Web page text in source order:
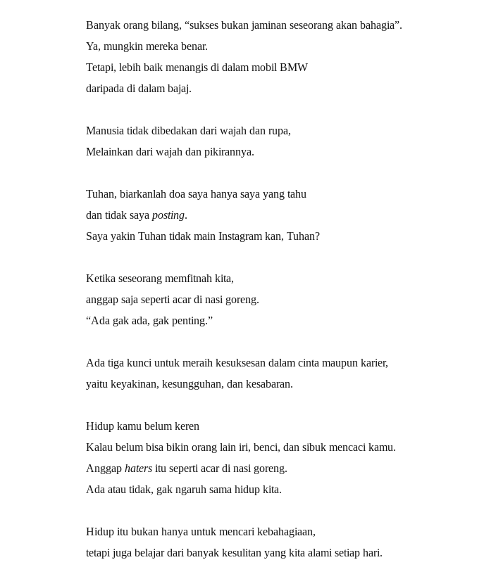
Banyak orang bilang, “sukses bukan jaminan seseorang akan bahagia”.
Ya, mungkin mereka benar.
Tetapi, lebih baik menangis di dalam mobil BMW
daripada di dalam bajaj.
Manusia tidak dibedakan dari wajah dan rupa,
Melainkan dari wajah dan pikirannya.
Tuhan, biarkanlah doa saya hanya saya yang tahu
dan tidak saya posting.
Saya yakin Tuhan tidak main Instagram kan, Tuhan?
Ketika seseorang memfitnah kita,
anggap saja seperti acar di nasi goreng.
“Ada gak ada, gak penting.”
Ada tiga kunci untuk meraih kesuksesan dalam cinta maupun karier,
yaitu keyakinan, kesungguhan, dan kesabaran.
Hidup kamu belum keren
Kalau belum bisa bikin orang lain iri, benci, dan sibuk mencaci kamu.
Anggap haters itu seperti acar di nasi goreng.
Ada atau tidak, gak ngaruh sama hidup kita.
Hidup itu bukan hanya untuk mencari kebahagiaan,
tetapi juga belajar dari banyak kesulitan yang kita alami setiap hari.